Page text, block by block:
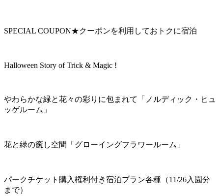
SPECIAL COUPON★クーポンを利用しておトクに宿泊
Halloween Story of Trick & Magic !
やわらかな緑と花々の彩りに包まれて「ノルディック・ヒュ
ッゲルーム」
花と緑の癒し空間「グローイングフラワールーム」
パークチケット購入権利付き宿泊プラン各種（11/26入園分
まで）